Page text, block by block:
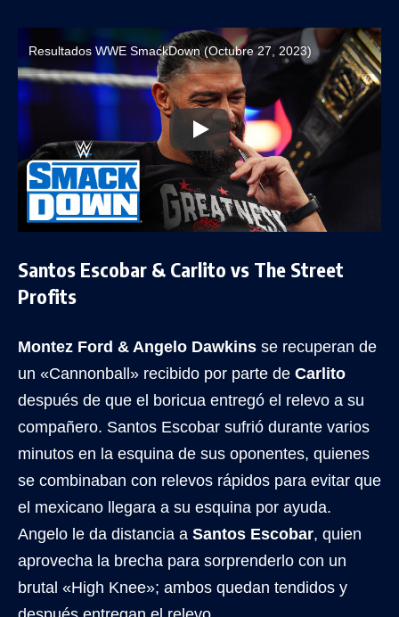
Resultados WWE SmackDown (Octubre 27, 2023)
Santos Escobar & Carlito vs The Street
Profits
Montez Ford & Angelo Dawkins se recuperan de
un «Cannonball» recibido por parte de Carlito
después de que el boricua entregó el relevo a su
compañero. Santos Escobar sufrió durante varios
minutos en la esquina de sus oponentes, quienes
se combinaban con relevos rápidos para evitar que
el mexicano llegara a su esquina por ayuda.
Angelo le da distancia a Santos Escobar, quien
aprovecha la brecha para sorprenderlo con un
brutal «High Knee»; ambos quedan tendidos y